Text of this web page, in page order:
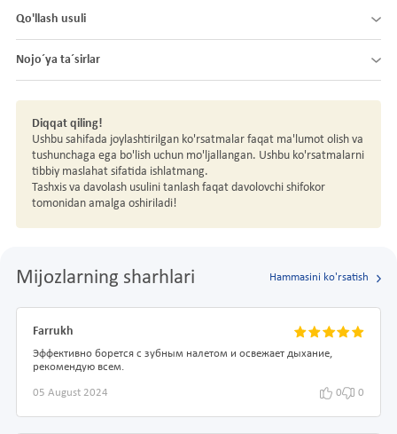
Qo'llash usuli
Nojo´ya ta´sirlar
Diqqat qiling!
Ushbu sahifada joylashtirilgan ko'rsatmalar faqat ma'lumot olish va
tushunchaga ega bo'lish uchun mo'ljallangan. Ushbu ko'rsatmalarni
tibbiy maslahat sifatida ishlatmang.
Tashxis va davolash usulini tanlash faqat davolovchi shifokor
tomonidan amalga oshiriladi!
Mijozlarning sharhlari Hammasini ko'rsatish
Farrukh
Эффективно борется с зубным налетом и освежает дыхание,
рекомендую всем.
05 August 2024 0 0